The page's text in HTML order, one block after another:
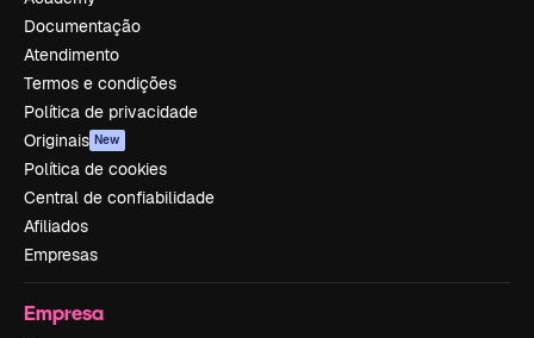
Documentação
Atendimento
Termos e condições
Política de privacidade
Originais New
Política de cookies
Central de confiabilidade
Afiliados
Empresas
Empresa